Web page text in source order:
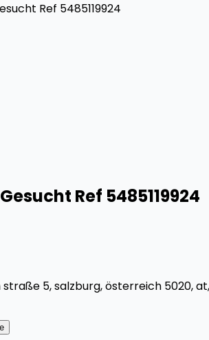
Ref 5485119924
Ref 5485119924
5, salzburg, österreich 5020,